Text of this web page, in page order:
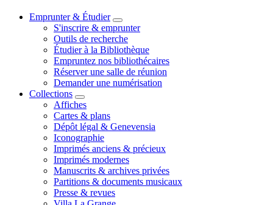
Emprunter & Étudier
S'inscrire & emprunter
Outils de recherche
Étudier à la Bibliothèque
Empruntez nos bibliothécaires
Réserver une salle de réunion
Demander une numérisation
Collections
Affiches
Cartes & plans
Dépôt légal & Genevensia
Iconographie
Imprimés anciens & précieux
Imprimés modernes
Manuscrits & archives privées
Partitions & documents musicaux
Presse & revues